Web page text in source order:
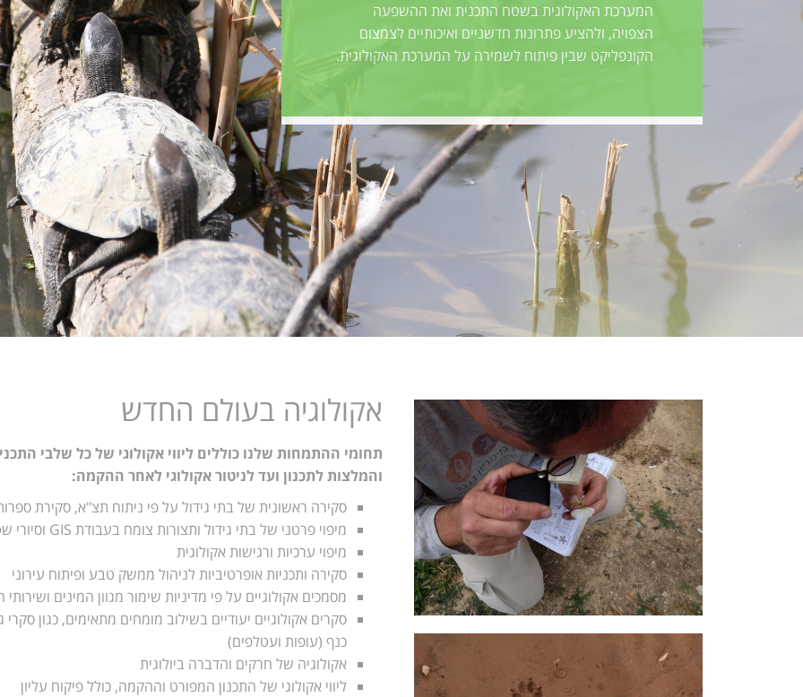
המערכת האקולוגית בשטח התכנית ואת ההשפעה
הצפויה, ולהציע פתרונות חדשניים ואיכותיים לצמצום
הקונפליקט שבין פיתוח לשמירה על המערכת האקולוגית.
אקולוגיה בעולם החדש
תחומי ההתמחות שלנו כוללים ליווי אקולוגי של כל שלבי
והמלצות לתכנון ועד לניטור אקולוגי לאחר ההקמה:
סקירה ראשונית של בתי גידול על פי ניתוח תצ"א, סקירת
מיפוי פרטני של בתי גידול ותצורות צומח בעבודת GIS וסיורי שטח
מיפוי ערכיות ורגישות אקולוגית
סקירה ותכניות אופרטיביות לניהול ממשק טבע ופיתוח עירוני
מסמכים אקולוגיים על פי מדיניות שימור מגוון המינים
סקרים אקולוגיים יעודיים בשילוב מומחים מתאימים, כגון
כנף (עופות ועטלפים)
אקולוגיה של חרקים והדברה ביולוגית
ליווי אקולוגי של התכנון המפורט וההקמה, כולל פיקוח עליון